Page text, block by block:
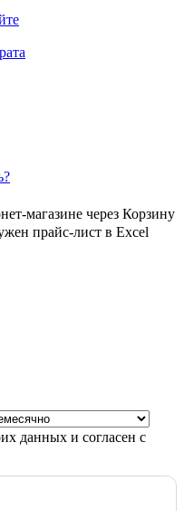
магазине через Корзину
прайс-лист в Excel
данных и согласен с